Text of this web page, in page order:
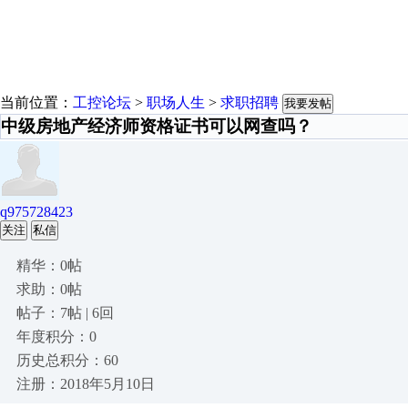
当前位置： 工控论坛 > 职场人生 > 求职招聘 我要发帖
中级房地产经济师资格证书可以网查吗？
q975728423
关注 私信
精华：0帖
求助：0帖
帖子：7帖 | 6回
年度积分：0
历史总积分：60
注册：2018年5月10日